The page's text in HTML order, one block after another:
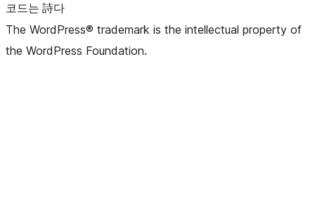
코드는 詩다
The WordPress® trademark is the intellectual property of
the WordPress Foundation.